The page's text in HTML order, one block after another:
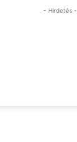
- Hirdetés -